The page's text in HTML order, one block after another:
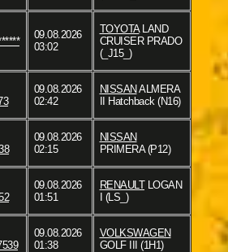
09.08.2026
03:02
TOYOTALAND
CRUISER PRADO
(_J15_)
09.08.2026
02:42
NISSANALMERA
II Hatchback (N16)
09.08.2026
02:15
NISSAN
PRIMERA (P12)
09.08.2026
01:51
RENAULTLOGAN
I (LS_)
09.08.2026
01:38
VOLKSWAGEN
GOLF III (1H1)